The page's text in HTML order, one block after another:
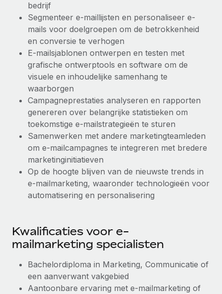
Hoe Phiture 55 werknemers in 19 landen
beheert met Remote
Phiture, een toonaangevende leider in de wereldwijde
mobiele groeiadviessector, zet zich sinds 2016...
Meer informatie
bedrijf
Segmenteer e-maillijsten en personaliseer e-
mails voor doelgroepen om de betrokkenheid
en conversie te verhogen
E-mailsjablonen ontwerpen en testen met
grafische ontwerptools en software om de
visuele en inhoudelijke samenhang te
waarborgen
Campagneprestaties analyseren en rapporten
genereren over belangrijke statistieken om
toekomstige e-mailstrategieën te sturen
Samenwerken met andere marketingteamleden
om e-mailcampagnes te integreren met bredere
marketinginitiatieven
Op de hoogte blijven van de nieuwste trends in
e-mailmarketing, waaronder technologieën voor
automatisering en personalisering
Kwalificaties voor e-
mailmarketing specialisten
Bachelordiploma in Marketing, Communicatie of
een aanverwant vakgebied
Aantoonbare ervaring met e-mailmarketing of